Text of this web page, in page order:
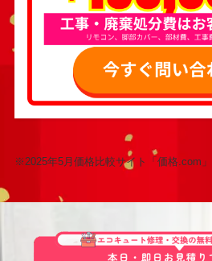
※2025年5月価格比較サイト「価格.com